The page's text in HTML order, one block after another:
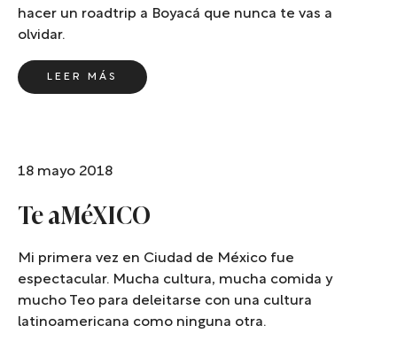
hacer un roadtrip a Boyacá que nunca te vas a
olvidar.
LEER MÁS
18 mayo 2018
Te aMéXICO
Mi primera vez en Ciudad de México fue
espectacular. Mucha cultura, mucha comida y
mucho Teo para deleitarse con una cultura
latinoamericana como ninguna otra.